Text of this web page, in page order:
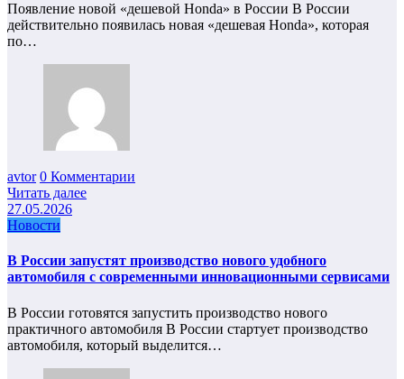
Появление новой «дешевой Honda» в России В России
действительно появилась новая «дешевая Honda», которая
по…
avtor 0 Комментарии
Читать далее
27.05.2026
Новости
В России запустят производство нового удобного
автомобиля с современными инновационными сервисами
В России готовятся запустить производство нового
практичного автомобиля В России стартует производство
автомобиля, который выделится…